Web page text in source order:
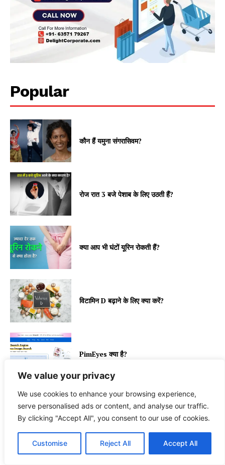
We value your privacy
We use cookies to enhance your browsing experience,
serve personalised ads or content, and analyse our traffic.
By clicking "Accept All", you consent to our use of cookies.
Customise Reject All Accept All
Popular
कौन हैं यमुना संगरासिवम?
रोज रात 3 बजे पेशाब के लिए उठती हैं?
क्या आप भी घंटों यूरिन रोकती हैं?
विटामिन D बढ़ाने के लिए क्या करें?
PimEyes क्या है?
More like this
RELATED